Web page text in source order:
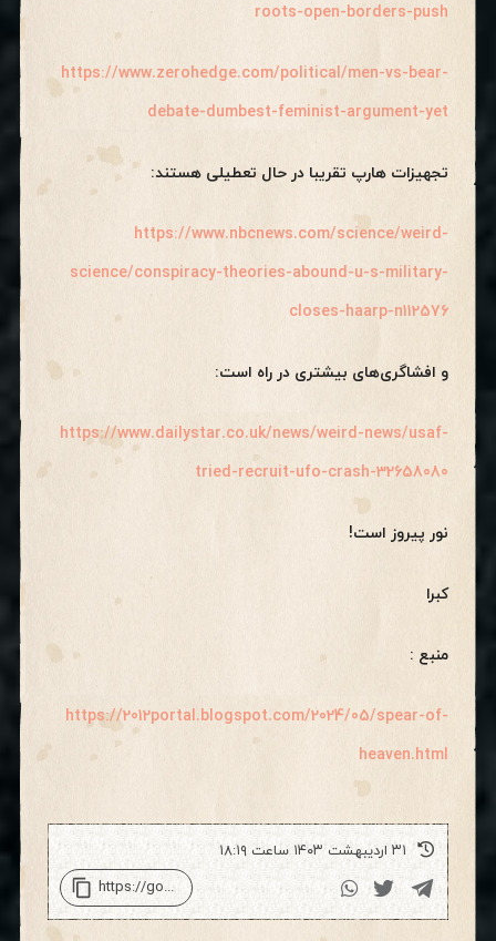
roots-open-borders-push
https://www.zerohedge.com/political/men-vs-bear-
debate-dumbest-feminist-argument-yet
تجهیزات هارپ تقریبا در حال تعطیلی هستند:
https://www.nbcnews.com/science/weird-
science/conspiracy-theories-abound-u-s-military-
closes-haarp-n112576
و افشاگری‌های بیشتری در راه است:
https://www.dailystar.co.uk/news/weird-news/usaf-
tried-recruit-ufo-crash-32658080
نور پیروز است!
کبرا
منبع :
https://2012portal.blogspot.com/2024/05/spear-of-
heaven.html
۳۱ اردیبهشت ۱۴۰۳ ساعت ۱۸:۱۹